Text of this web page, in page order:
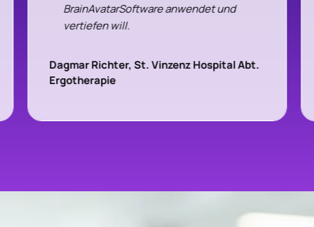
BrainAvatarSoftware anwendet und
vertiefen will.
Dagmar Richter, St. Vinzenz Hospital Abt.
Ergotherapie